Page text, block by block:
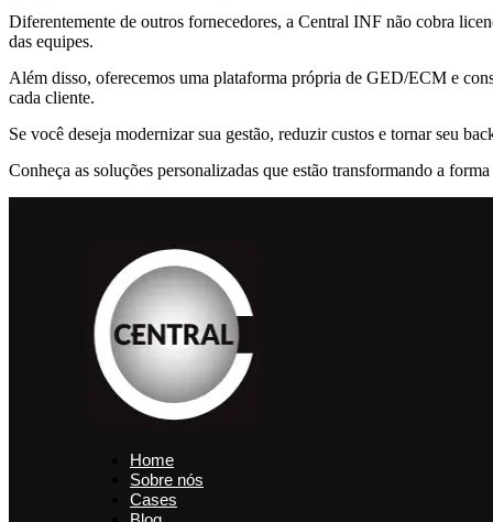
Diferentemente de outros fornecedores, a Central INF não cobra
das equipes.
Além disso, oferecemos uma plataforma própria de GED/ECM e
cada cliente.
Se você deseja modernizar sua gestão, reduzir custos e tornar seu
Conheça as soluções personalizadas que estão transformando a
Home
Sobre nós
Cases